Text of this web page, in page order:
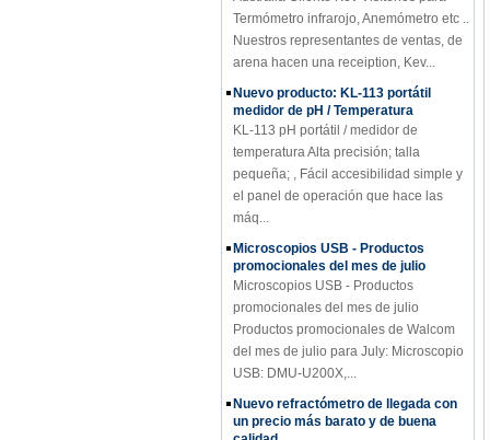
Nuestros representantes de ventas, de
arena hacen una receiption, Kev...
Nuevo producto: KL-113 portátil
medidor de pH / Temperatura
KL-113 pH portátil / medidor de
temperatura Alta precisión; talla
pequeña; , Fácil accesibilidad simple y
el panel de operación que hace las
máq...
Microscopios USB - Productos
promocionales del mes de julio
Microscopios USB - Productos
promocionales del mes de julio
Productos promocionales de Walcom
del mes de julio para July: Microscopio
USB: DMU-U200X,...
Nuevo refractómetro de llegada con
un precio más barato y de buena
calidad